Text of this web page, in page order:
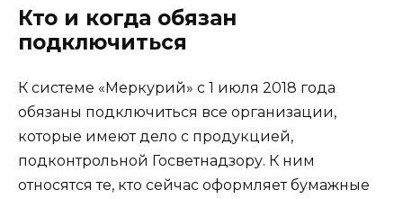
Кто и когда обязан
подключиться
К системе «Меркурий» с 1 июля 2018 года
обязаны подключиться все организации,
которые имеют дело с продукцией,
подконтрольной Госветнадзору. К ним
относятся те, кто сейчас оформляет бумажные